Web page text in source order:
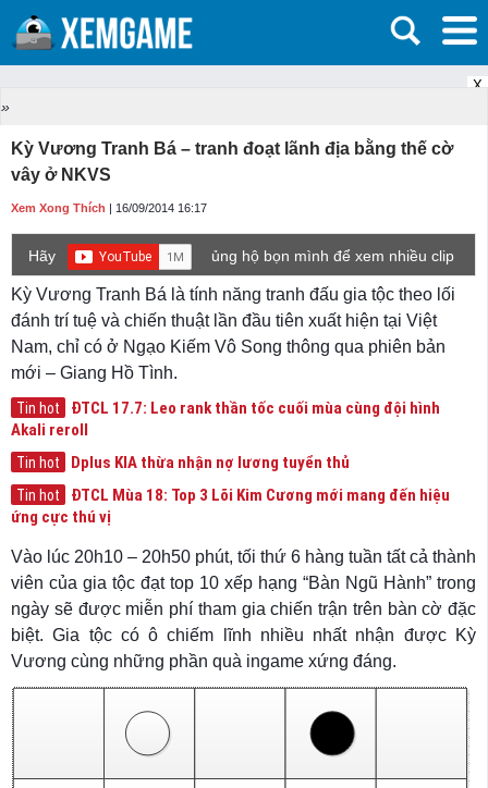
X
»
Kỳ Vương Tranh Bá – tranh đoạt lãnh địa bằng thế cờ
vây ở NKVS
Xem Xong Thích | 16/09/2014 16:17
Hãy
ủng hộ bọn mình để xem nhiều clip
game mới hơn nhé!
Kỳ Vương Tranh Bá là tính năng tranh đấu gia tộc theo lối
đánh trí tuệ và chiến thuật lần đầu tiên xuất hiện tại Việt
Nam, chỉ có ở Ngạo Kiếm Vô Song thông qua phiên bản
mới – Giang Hồ Tình.
Tin hot
ĐTCL 17.7: Leo rank thần tốc cuối mùa cùng đội hình
Akali reroll
Tin hot Dplus KIA thừa nhận nợ lương tuyển thủ
Tin hot
ĐTCL Mùa 18: Top 3 Lõi Kim Cương mới mang đến hiệu
ứng cực thú vị
Vào lúc 20h10 – 20h50 phút, tối thứ 6 hàng tuần tất cả thành
viên của gia tộc đạt top 10 xếp hạng “Bàn Ngũ Hành” trong
ngày sẽ được miễn phí tham gia chiến trận trên bàn cờ đặc
biệt. Gia tộc có ô chiếm lĩnh nhiều nhất nhận được Kỳ
Vương cùng những phần quà ingame xứng đáng.